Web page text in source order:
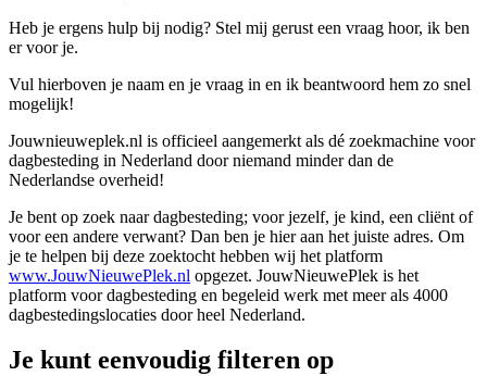
Heb je ergens hulp bij nodig? Stel mij gerust een vraag hoor, ik ben
er voor je.
Vul hierboven je naam en je vraag in en ik beantwoord hem zo snel
mogelijk!
Jouwnieuweplek.nl is officieel aangemerkt als dé zoekmachine voor
dagbesteding in Nederland door niemand minder dan de
Nederlandse overheid!
Je bent op zoek naar dagbesteding; voor jezelf, je kind, een cliënt of
voor een andere verwant? Dan ben je hier aan het juiste adres. Om
je te helpen bij deze zoektocht hebben wij het platform
www.JouwNieuwePlek.nl opgezet. JouwNieuwePlek is het
platform voor dagbesteding en begeleid werk met meer als 4000
dagbestedingslocaties door heel Nederland.
Je kunt eenvoudig filteren op